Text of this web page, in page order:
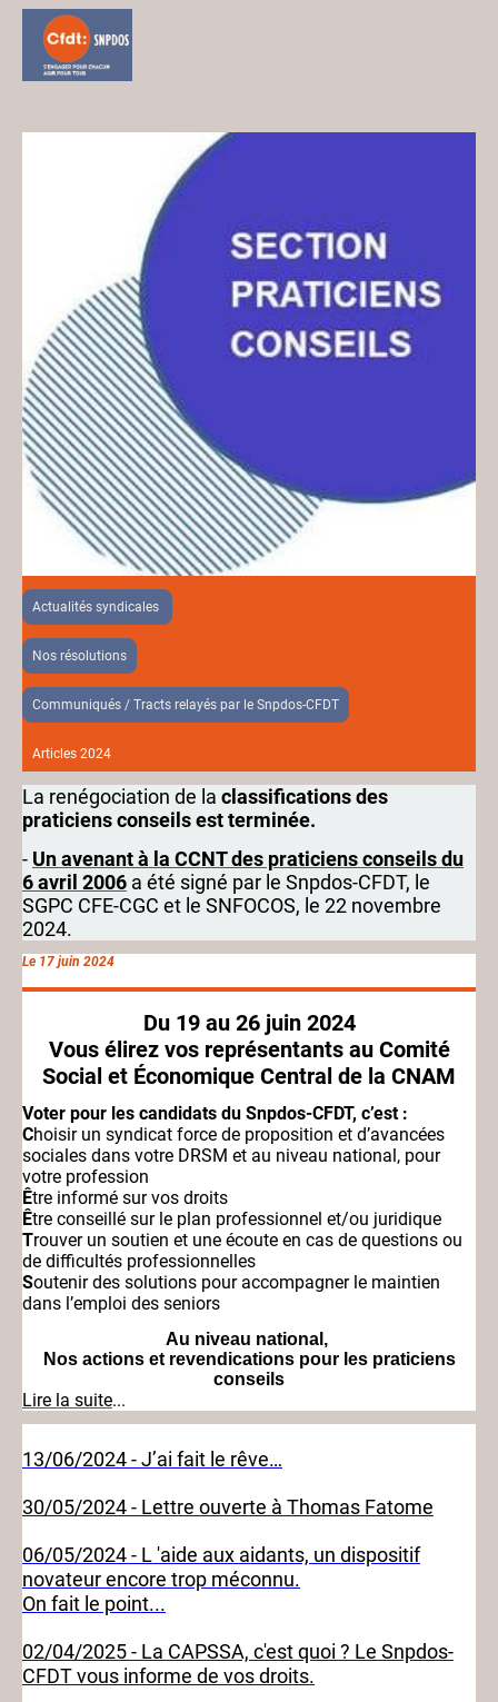
Actualités syndicales
Nos résolutions
Communiqués / Tracts relayés par le Snpdos-CFDT
Articles 2024
La renégociation de la classifications des
praticiens conseils est terminée.
- Un avenant à la CCNT des praticiens conseils du
6 avril 2006 a été signé par le Snpdos-CFDT, le
SGPC CFE-CGC et le SNFOCOS, le 22 novembre
2024.
Le 17 juin 2024
Du 19 au 26 juin 2024
Vous élirez vos représentants au Comité
Social et Économique Central de la CNAM
Voter pour les candidats du Snpdos-CFDT, c’est :
Choisir un syndicat force de proposition et d’avancées
sociales dans votre DRSM et au niveau national, pour
votre profession
Être informé sur vos droits
Être conseillé sur le plan professionnel et/ou juridique
Trouver un soutien et une écoute en cas de questions ou
de difficultés professionnelles
Soutenir des solutions pour accompagner le maintien
dans l’emploi des seniors
Au niveau national,
Nos actions et revendications pour les praticiens
conseils
Lire la suite...
13/06/2024 - J’ai fait le rêve…
30/05/2024 - Lettre ouverte à Thomas Fatome
06/05/2024 - L 'aide aux aidants, un dispositif
novateur encore trop méconnu.
On fait le point...
02/04/2025 - La CAPSSA, c'est quoi ? Le Snpdos-
CFDT vous informe de vos droits.